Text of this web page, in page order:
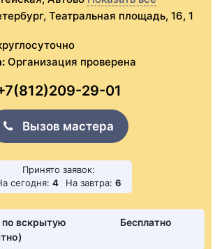
Театральная площадь, 16, 1
Организация проверена
29-01
Вызов мастера
Принято заявок:
сегодня: 4 На завтра: 6
по вскрытую
Бесплатно